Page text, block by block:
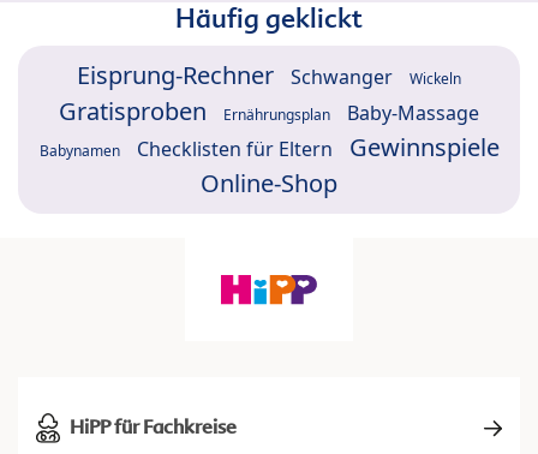
Häufig geklickt
Eisprung-Rechner Schwanger Wickeln
Gratisproben Ernährungsplan Baby-Massage
Babynamen Checklisten für Eltern
Gewinnspiele
Online-Shop
HiPP für Fachkreise